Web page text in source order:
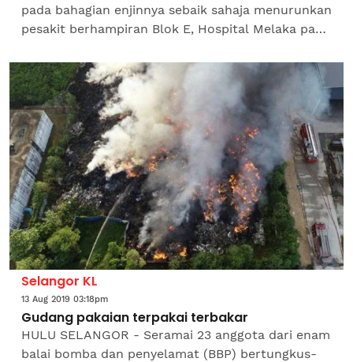
pada bahagian enjinnya sebaik sahaja menurunkan
pesakit berhampiran Blok E, Hospital Melaka pagi
kira-kira jam...
Selangor KL
13 Aug 2019 03:18pm
Gudang pakaian terpakai terbakar
HULU SELANGOR - Seramai 23 anggota dari enam
balai bomba dan penyelamat (BBP) bertungkus-